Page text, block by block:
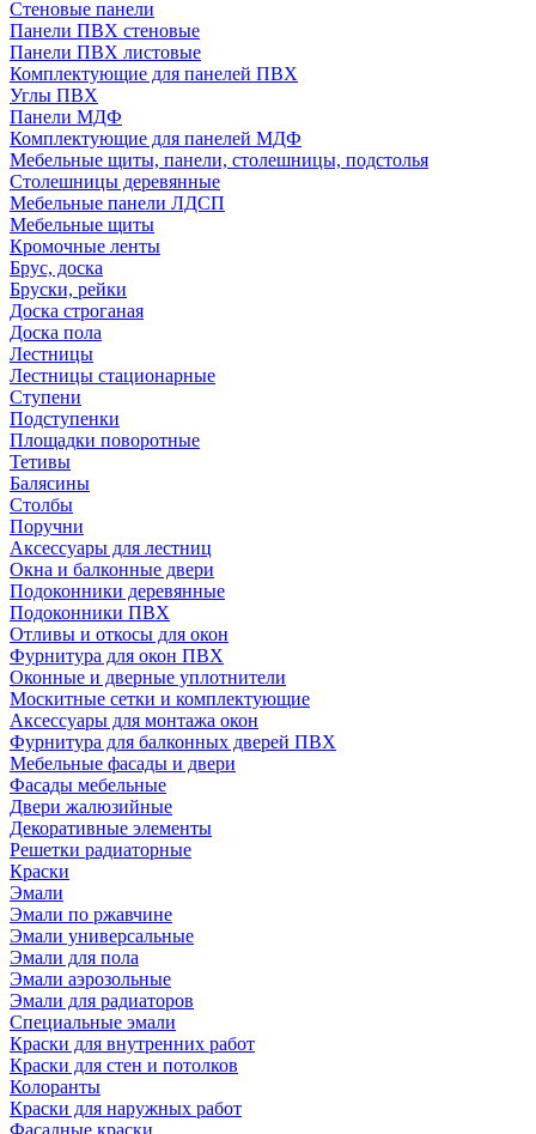
Стеновые панели
Панели ПВХ стеновые
Панели ПВХ листовые
Комплектующие для панелей ПВХ
Углы ПВХ
Панели МДФ
Комплектующие для панелей МДФ
Мебельные щиты, панели, столешницы, подстолья
Столешницы деревянные
Мебельные панели ЛДСП
Мебельные щиты
Кромочные ленты
Брус, доска
Бруски, рейки
Доска строганая
Доска пола
Лестницы
Лестницы стационарные
Ступени
Подступенки
Площадки поворотные
Тетивы
Балясины
Столбы
Поручни
Аксессуары для лестниц
Окна и балконные двери
Подоконники деревянные
Подоконники ПВХ
Отливы и откосы для окон
Фурнитура для окон ПВХ
Оконные и дверные уплотнители
Москитные сетки и комплектующие
Аксессуары для монтажа окон
Фурнитура для балконных дверей ПВХ
Мебельные фасады и двери
Фасады мебельные
Двери жалюзийные
Декоративные элементы
Решетки радиаторные
Краски
Эмали
Эмали по ржавчине
Эмали универсальные
Эмали для пола
Эмали аэрозольные
Эмали для радиаторов
Специальные эмали
Краски для внутренних работ
Краски для стен и потолков
Колоранты
Краски для наружных работ
Фасадные краски